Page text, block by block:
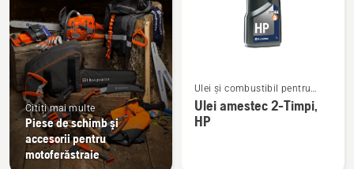
Citiți mai multe
Piese de schimb şi
accesorii pentru
motoferăstraie
mai
multe
detalii
Ulei și combustibil pentru
motoare în 2 timpi
Ulei amestec 2-Timpi,
HP